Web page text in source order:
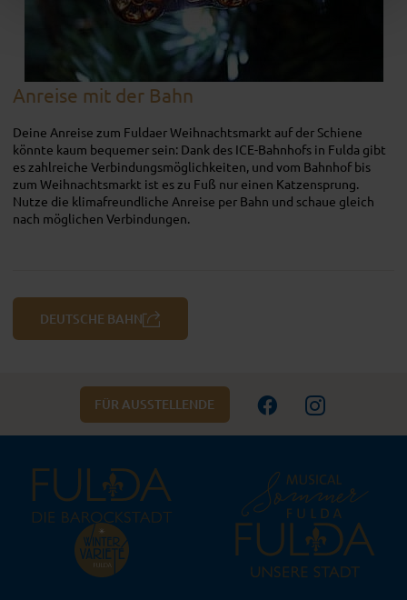
Anreise mit der Bahn
Deine Anreise zum Fuldaer Weihnachtsmarkt auf der Schiene
könnte kaum bequemer sein: Dank des ICE-Bahnhofs in Fulda gibt
es zahlreiche Verbindungsmöglichkeiten, und vom Bahnhof bis
zum Weihnachtsmarkt ist es zu Fuß nur einen Katzensprung.
Nutze die klimafreundliche Anreise per Bahn und schaue gleich
nach möglichen Verbindungen.
DEUTSCHE BAHN
FÜR AUSSTELLENDE